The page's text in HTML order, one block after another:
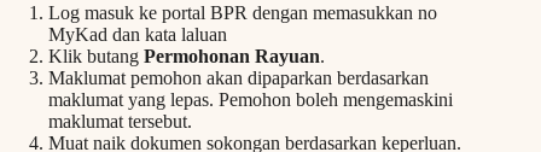
Log masuk ke portal BPR dengan memasukkan no
MyKad dan kata laluan
Klik butang Permohonan Rayuan.
Maklumat pemohon akan dipaparkan berdasarkan
maklumat yang lepas. Pemohon boleh mengemaskini
maklumat tersebut.
Muat naik dokumen sokongan berdasarkan keperluan.